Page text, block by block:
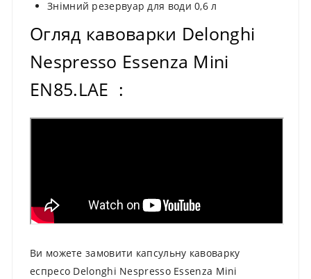
Знімний резервуар для води 0,6 л
Огляд кавоварки Delonghi
Nespresso Essenza Mini
EN85.LAE :
Ви можете замовити капсульну кавоварку
еспресо Delonghi Nespresso Essenza Mini